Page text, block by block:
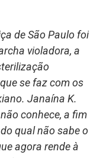
de São Paulo foi
violadora, a
se faz com os
Janaína K.
conhece, a fim
qual não sabe o
agora rende à